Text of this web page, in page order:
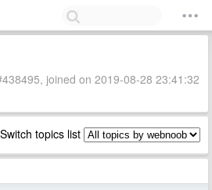
joined on 2019-08-28 23:41:32
Switch topics list